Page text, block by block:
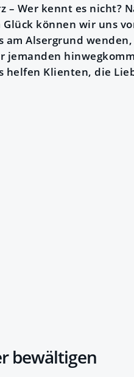
– Wer kennt es
können wir uns
am Alsergrund
jemanden
helfen Klienten, die
bewältigen